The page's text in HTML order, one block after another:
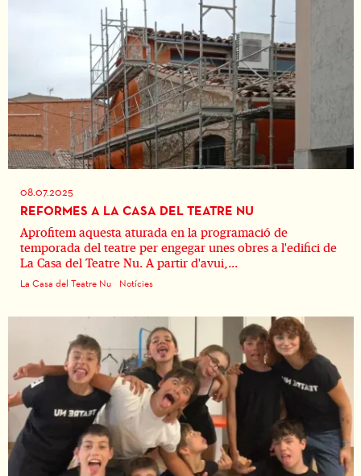
08.07.2025
REFORMES A LA CASA DEL TEATRE NU
Aprofitem aquesta aturada en la programació de
temporada del teatre per engegar unes obres a l'edifici de
La Casa del Teatre Nu. A partir d'avui,...
La Casa del Teatre Nu Notícies